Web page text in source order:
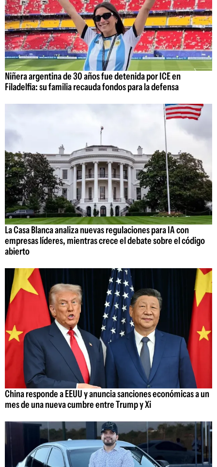
Niñera argentina de 30 años fue detenida por ICE en
Filadelfia: su familia recauda fondos para la defensa
La Casa Blanca analiza nuevas regulaciones para IA con
empresas líderes, mientras crece el debate sobre el código
abierto
China responde a EEUU y anuncia sanciones económicas a un
mes de una nueva cumbre entre Trump y Xi